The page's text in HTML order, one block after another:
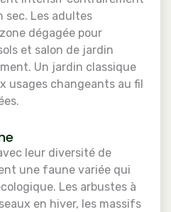
sec. Les adultes
dégagée pour
et salon de jardin
Un jardin classique
usages changeants au fil
leur diversité de
une faune variée qui
Les arbustes à
en hiver, les massifs